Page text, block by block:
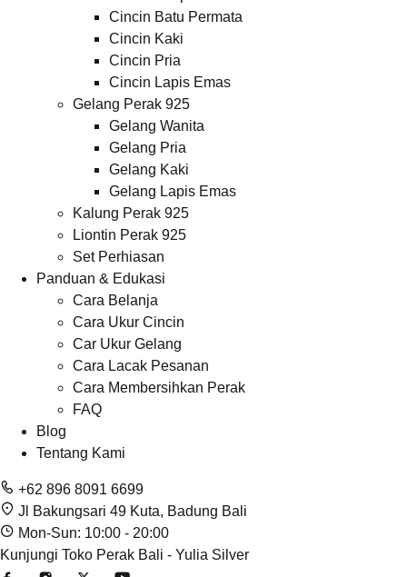
Cincin Batu Permata
Cincin Kaki
Cincin Pria
Cincin Lapis Emas
Gelang Perak 925
Gelang Wanita
Gelang Pria
Gelang Kaki
Gelang Lapis Emas
Kalung Perak 925
Liontin Perak 925
Set Perhiasan
Panduan & Edukasi
Cara Belanja
Cara Ukur Cincin
Car Ukur Gelang
Cara Lacak Pesanan
Cara Membersihkan Perak
FAQ
Blog
Tentang Kami
+62 896 8091 6699
Jl Bakungsari 49 Kuta, Badung Bali
Mon-Sun: 10:00 - 20:00
Kunjungi Toko Perak Bali - Yulia Silver